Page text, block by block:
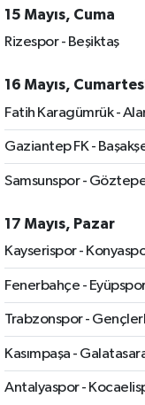
15 Mayıs, Cuma
Rizespor - Beşiktaş
16 Mayıs,
Fatih Karagümrük -
Gaziantep FK -
Samsunspor -
17 Mayıs, Pazar
Kayserispor -
Fenerbahçe -
Trabzonspor -
Kasımpaşa -
Antalyaspor -